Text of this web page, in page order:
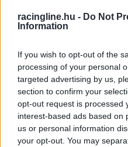
racingline.hu - Do Not
Information
If you wish to opt-out of the
processing of your personal
targeted advertising by us,
section to confirm your
opt-out request is processed
interest-based ads based on
us or personal information
your opt-out. You may
szintjén. Kedden
versenyzője lesz: a
futammal a bajnokság
csapatbajnoki címre
a Williams által
az egyénire. Ez azt
környezetet tud